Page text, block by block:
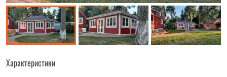
Характеристики